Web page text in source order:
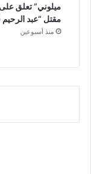
ميلوني” تعلق
مقتل “عبد الرحيم
منذ أسبوعين